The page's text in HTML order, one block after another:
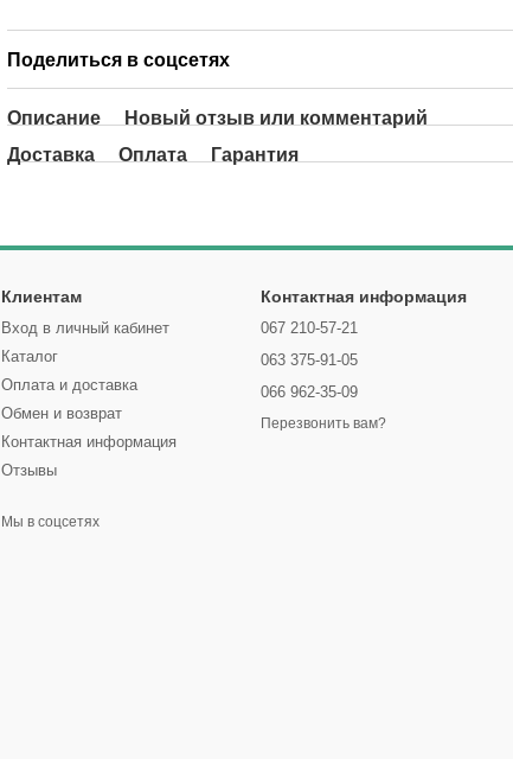
Поделиться в соцсетях
Описание
Новый отзыв или комментарий
Доставка
Оплата Гарантия
Клиентам
Вход в личный кабинет
Каталог
Оплата и доставка
Обмен и возврат
Контактная информация
Отзывы
Мы в соцсетях
Контактная информация
067 210-57-21
063 375-91-05
066 962-35-09
Перезвонить вам?